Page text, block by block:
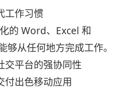
工作习惯
的 Word、Excel 和
从任何地方完成工作。
交平台的强协同性
付出色移动应用